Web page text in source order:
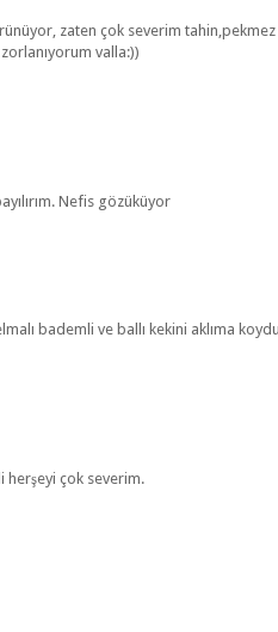
zaten çok severim
valla:))
Nefis gözüküyor
bademli ve ballı kekini aklıma
herşeyi çok severim.